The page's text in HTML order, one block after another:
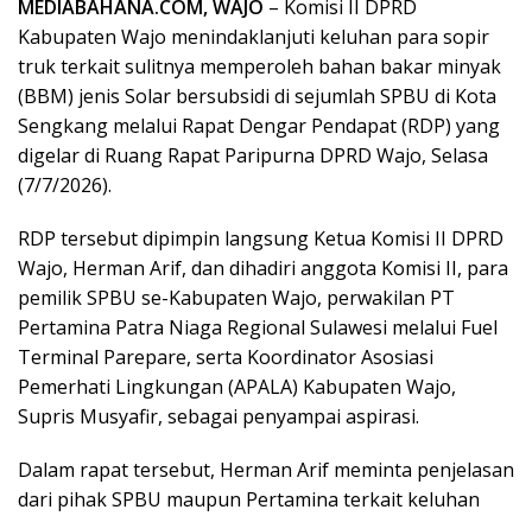
MEDIABAHANA.COM, WAJO – Komisi II DPRD
Kabupaten Wajo menindaklanjuti keluhan para sopir
truk terkait sulitnya memperoleh bahan bakar minyak
(BBM) jenis Solar bersubsidi di sejumlah SPBU di Kota
Sengkang melalui Rapat Dengar Pendapat (RDP) yang
digelar di Ruang Rapat Paripurna DPRD Wajo, Selasa
(7/7/2026).
RDP tersebut dipimpin langsung Ketua Komisi II DPRD
Wajo, Herman Arif, dan dihadiri anggota Komisi II, para
pemilik SPBU se-Kabupaten Wajo, perwakilan PT
Pertamina Patra Niaga Regional Sulawesi melalui Fuel
Terminal Parepare, serta Koordinator Asosiasi
Pemerhati Lingkungan (APALA) Kabupaten Wajo,
Supris Musyafir, sebagai penyampai aspirasi.
Dalam rapat tersebut, Herman Arif meminta penjelasan
dari pihak SPBU maupun Pertamina terkait keluhan